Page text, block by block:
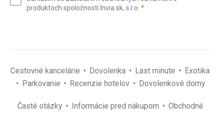
(povinné)
produktoch spoločnosti Invia.sk, s.r.o. *(povinné)
Cestovné kancelárie Dovolenka Last minute
Exotika
Parkovanie
Recenzie hotelov Dovolenkové domy
Časté otázky Informácie pred nákupom
Obchodné